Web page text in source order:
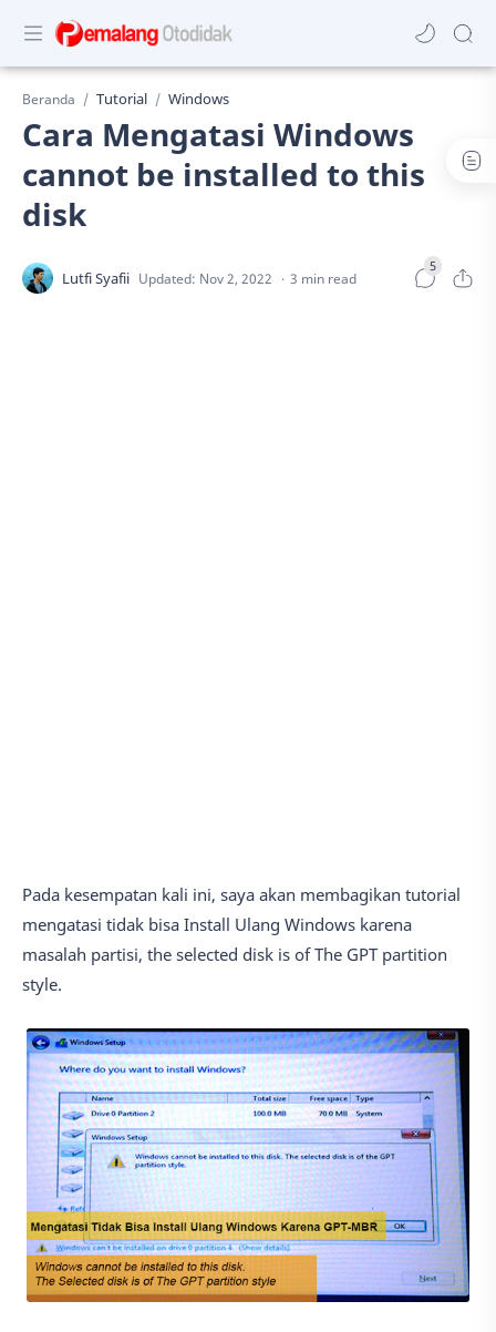
Beranda Tutorial Windows
Cara Mengatasi Windows
cannot be installed to this
disk
3 min read
Pada kesempatan kali ini, saya akan membagikan tutorial
mengatasi tidak bisa Install Ulang Windows karena
masalah partisi, the selected disk is of The GPT partition
style.